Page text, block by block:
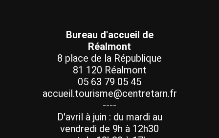
Bureau d'accueil de
Réalmont
8 place de la République
81 120 Réalmont
05 63 79 05 45
accueil.tourisme@centretarn.fr
----
D'avril à juin : du mardi au
vendredi de 9h à 12h30